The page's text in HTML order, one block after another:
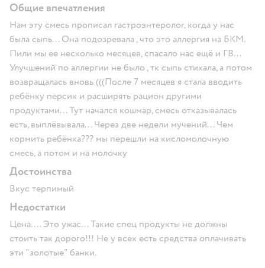
Общие впечатления
Нам эту смесь прописал гастроэнтеролог, когда у нас
была сыпь... Она подозревала , что это аллергия на БКМ.
Пили мы ее несколько месяцев, спасало нас ещё и ГВ...
Улучшений по аллергии не было , тк сыпь стихала, а потом
возвращалась вновь (((После 7 месяцев я стала вводить
ребёнку персик и расширять рацион другими
продуктами... Тут начался кошмар, смесь отказывалась
есть, выплёвывала... Через две недели мучений... Чем
кормить ребёнка??? мы перешли на кисломолочную
смесь, а потом и на молочку
Достоинства
Вкус терпимый
Недостатки
Цена.... Это ужас... Такие спец продукты не должны
стоить так дорого!!! Не у всех есть средства оплачивать
эти "золотые" банки.